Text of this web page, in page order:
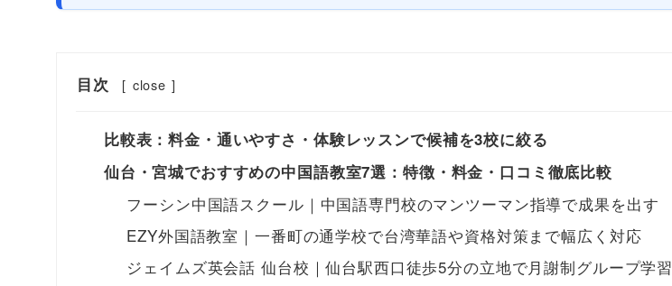
目次 [ close ]
比較表：料金・通いやすさ・体験レッスンで候補を3校に絞る
仙台・宮城でおすすめの中国語教室7選：特徴・料金・口コミ徹底比較
フーシン中国語スクール｜中国語専門校のマンツーマン指導で成果を出す
EZY外国語教室｜一番町の通学校で台湾華語や資格対策まで幅広く対応
ジェイムズ英会話 仙台校｜仙台駅西口徒歩5分の立地で月謝制グループ学習